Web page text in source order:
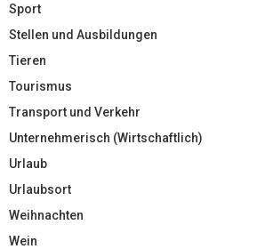
Sport
Stellen und Ausbildungen
Tieren
Tourismus
Transport und Verkehr
Unternehmerisch (Wirtschaftlich)
Urlaub
Urlaubsort
Weihnachten
Wein